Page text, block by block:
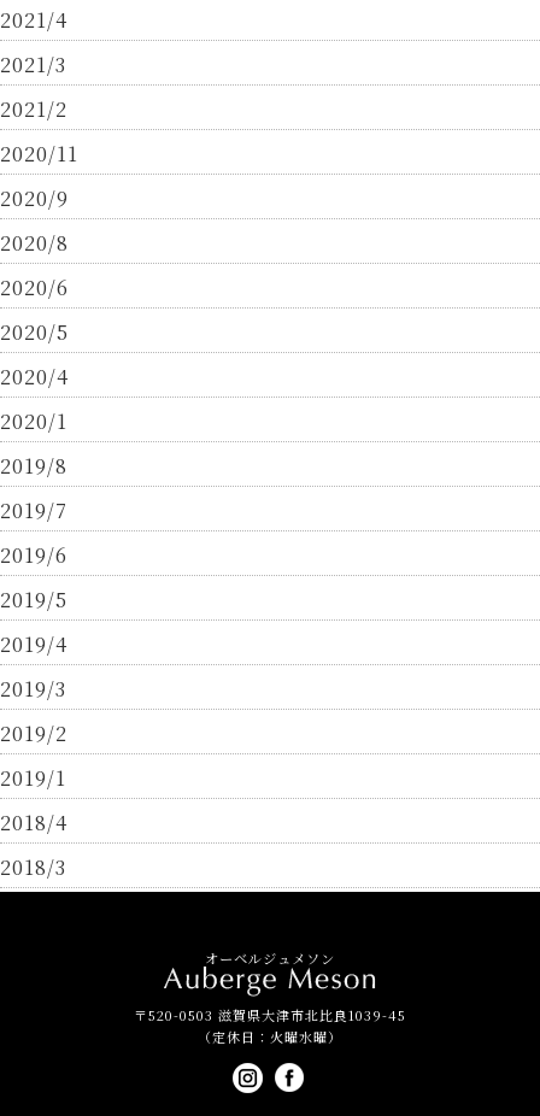
2021/4
2021/3
2021/2
2020/11
2020/9
2020/8
2020/6
2020/5
2020/4
2020/1
2019/8
2019/7
2019/6
2019/5
2019/4
2019/3
2019/2
2019/1
2018/4
2018/3
オーベルジュメソン
〒520-0503 滋賀県大津市北比良1039-45
（定休日：火曜水曜）